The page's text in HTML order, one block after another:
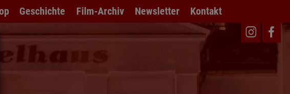
Geschichte Film-Archiv Newsletter Kontakt